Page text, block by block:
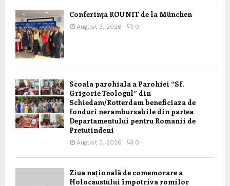
Conferința ROUNIT de la München
August 3, 2026 0
Scoala parohiala a Parohiei “Sf.
Grigorie Teologul” din
Schiedam/Rotterdam beneficiaza de
fonduri nerambursabile din partea
Departamentului pentru Romanii de
Pretutindeni
August 3, 2026 0
Ziua națională de comemorare a
Holocaustului împotriva romilor